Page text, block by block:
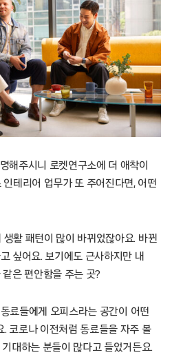
해주시니 로켓연구소에 더 애착이
테리어 업무가 또 주어진다면, 어떤
활 패턴이 많이 바뀌었잖아요. 바뀐
싶어요. 보기에도 근사하지만 내
은 편안함을 주는 곳?
동료들에게 오피스라는 공간이 어떤
코로나 이전처럼 동료들을 자주 볼
대하는 분들이 많다고 들었거든요.